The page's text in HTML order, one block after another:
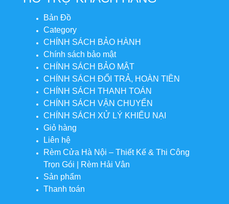
Bản Đồ
Category
CHÍNH SÁCH BẢO HÀNH
Chính sách bảo mật
CHÍNH SÁCH BẢO MẬT
CHÍNH SÁCH ĐỔI TRẢ, HOÀN TIỀN
CHÍNH SÁCH THANH TOÁN
CHÍNH SÁCH VẬN CHUYỂN
CHÍNH SÁCH XỬ LÝ KHIẾU NẠI
Giỏ hàng
Liên hệ
Rèm Cửa Hà Nội – Thiết Kế & Thi Công
Trọn Gói | Rèm Hải Vân
Sản phẩm
Thanh toán